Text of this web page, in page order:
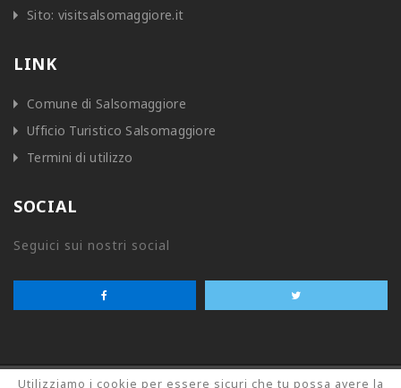
Utilizziamo i cookie per essere sicuri che tu possa avere la
Sito: visitsalsomaggiore.it
LINK
Comune di Salsomaggiore
Ufficio Turistico Salsomaggiore
Termini di utilizzo
SOCIAL
Seguici sui nostri social